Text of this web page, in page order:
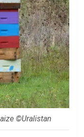
©Uralistan